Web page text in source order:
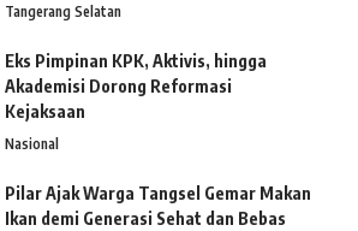
Tangerang Selatan
Eks Pimpinan KPK, Aktivis, hingga
Akademisi Dorong Reformasi
Kejaksaan
Nasional
Pilar Ajak Warga Tangsel Gemar Makan
Ikan demi Generasi Sehat dan Bebas